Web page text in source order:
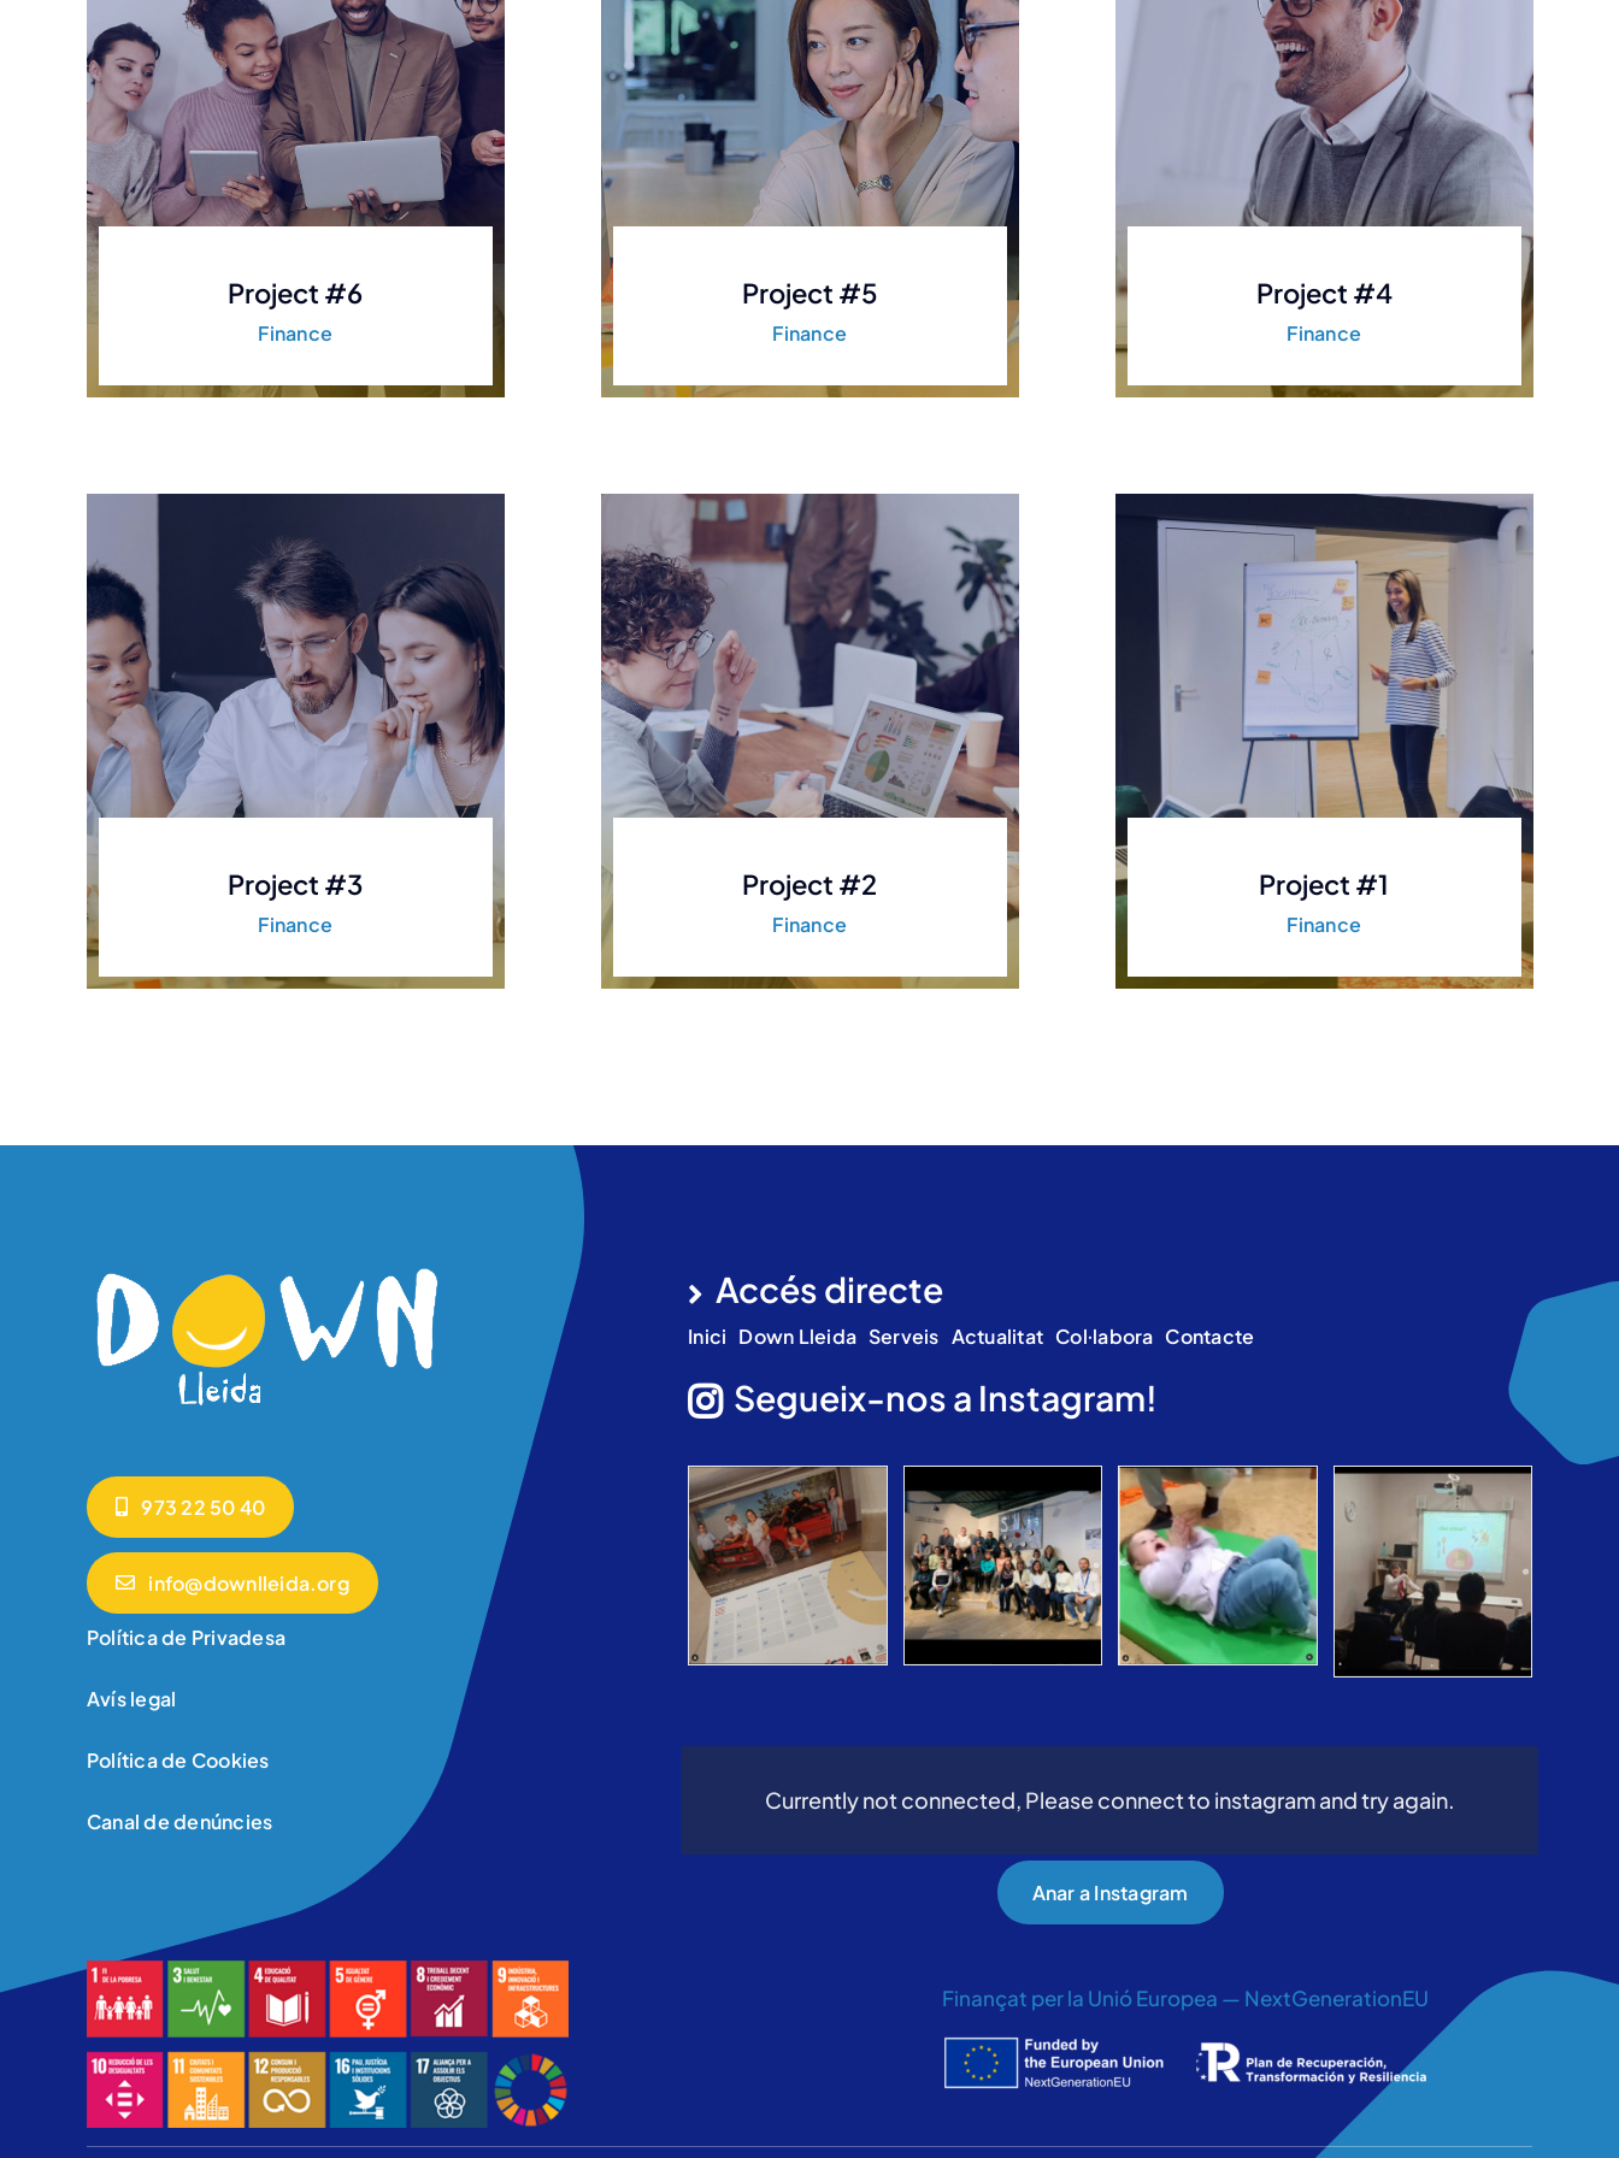
Project #6
Finance
Project #5
Finance
Project #4
Finance
Project #3
Finance
Project #2
Finance
Project #1
Finance
973 22 50 40
info@downlleida.org
Política de Privadesa
Avís legal
Política de Cookies
Canal de denúncies
Accés directe
Inici Down Lleida Serveis Actualitat Col·labora Contacte
Segueix-nos a Instagram!
Currently not connected, Please connect to instagram and try again.
Anar a Instagram
Finançat per la Unió Europea — NextGenerationEU